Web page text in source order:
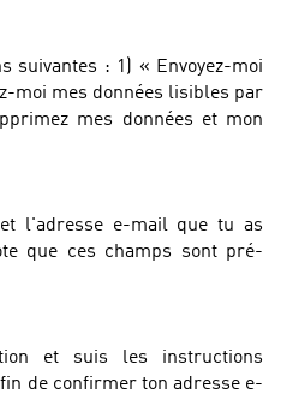
suivantes : 1) « Envoyez-moi
moi mes données lisibles par
mes données et mon
l'adresse e-mail que tu as
que ces champs sont pré-
et suis les instructions
de confirmer ton adresse e-